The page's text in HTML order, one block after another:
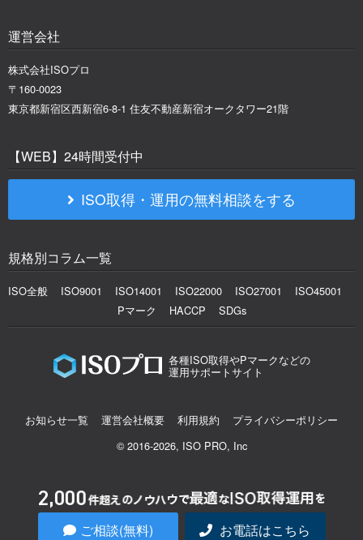
運営会社
株式会社ISOプロ
〒160-0023
東京都新宿区西新宿6-8-1 住友不動産新宿オークタワー21階
【WEB】24時間受付中
ISO取得・運用の無料相談をする
規格別コラム一覧
ISO全般 ISO9001 ISO14001 ISO22000 ISO27001
ISO45001
Pマーク
HACCP SDGs
各種ISO取得やPマークなどの
運用サポートサイト
お知らせ一覧 運営会社概要 利用規約
プライバシーポリシー
© 2016-2026, ISO PRO, Inc
ご相談(無料) お電話はこちら